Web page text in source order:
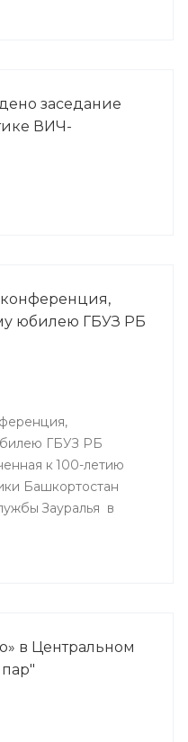
заседание
ВИЧ-
конференция,
юбилею ГБУЗ РБ
ГБУЗ РБ
к 100-летию
Башкортостан
Зауралья в
в Центральном